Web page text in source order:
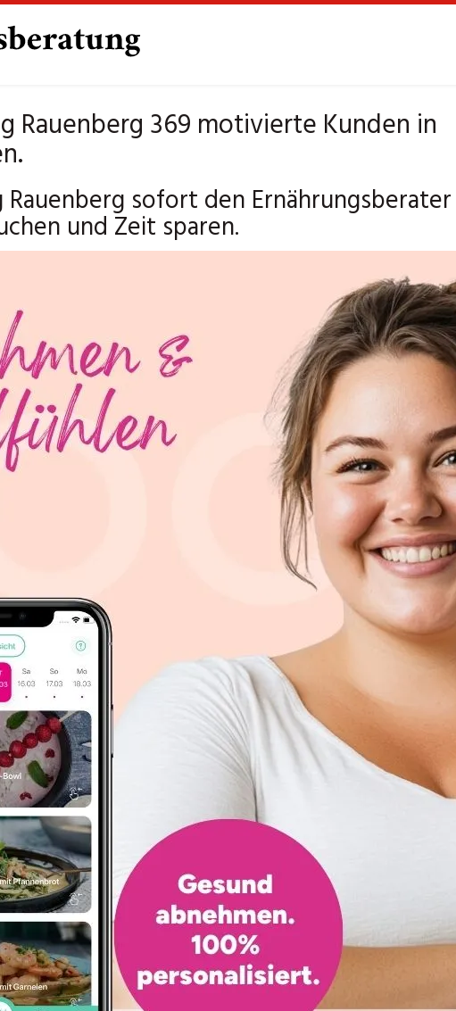
Rauenberg 369 motivierte Kunden in
sofort den Ernährungsberater
und Zeit sparen.